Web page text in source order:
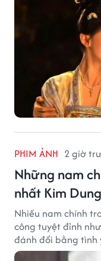
PHIM ẢNH 2 giờ
Những nam
nhất Kim Dung
Nhiều nam chính
công tuyệt đỉnh
đánh đổi bằng tình
khiến độc giả